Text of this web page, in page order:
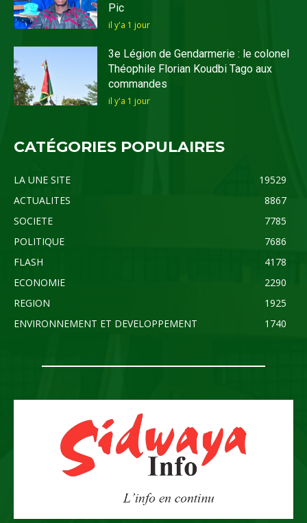
Pic
il y'a 1 jour
3e Légion de Gendarmerie : le colonel
Théophile Florian Koudbi Tago aux
commandes
il y'a 1 jour
CATÉGORIES POPULAIRES
LA UNE SITE
19529
ACTUALITES
8867
SOCIETE
7785
POLITIQUE
7686
FLASH
4178
ECONOMIE
2290
REGION
1925
ENVIRONNEMENT ET DEVELOPPEMENT
1740